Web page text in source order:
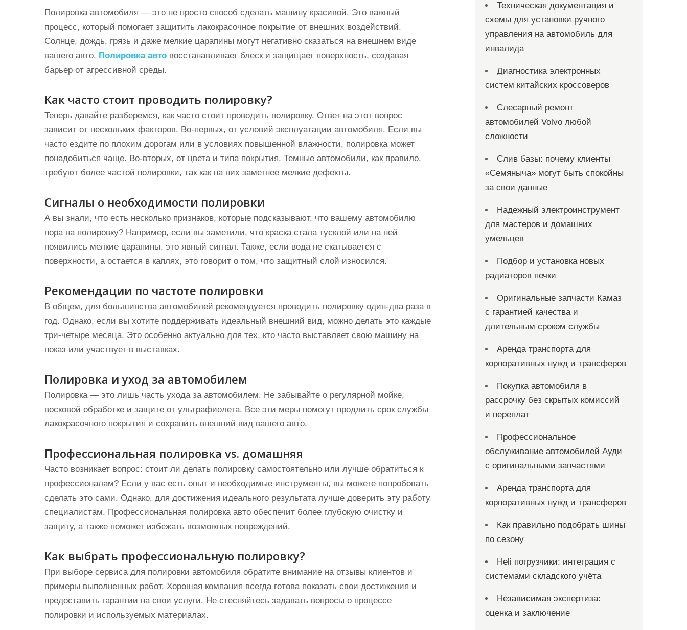
Полировка автомобиля — это не просто способ сделать машину красивой. Это важный
процесс, который помогает защитить лакокрасочное покрытие от внешних воздействий.
Солнце, дождь, грязь и даже мелкие царапины могут негативно сказаться на внешнем виде
вашего авто. Полировка авто восстанавливает блеск и защищает поверхность, создавая
барьер от агрессивной среды.
Как часто стоит проводить полировку?
Теперь давайте разберемся, как часто стоит проводить полировку. Ответ на этот вопрос
зависит от нескольких факторов. Во-первых, от условий эксплуатации автомобиля. Если вы
часто ездите по плохим дорогам или в условиях повышенной влажности, полировка может
понадобиться чаще. Во-вторых, от цвета и типа покрытия. Темные автомобили, как правило,
требуют более частой полировки, так как на них заметнее мелкие дефекты.
Сигналы о необходимости полировки
А вы знали, что есть несколько признаков, которые подсказывают, что вашему автомобилю
пора на полировку? Например, если вы заметили, что краска стала тусклой или на ней
появились мелкие царапины, это явный сигнал. Также, если вода не скатывается с
поверхности, а остается в каплях, это говорит о том, что защитный слой износился.
Рекомендации по частоте полировки
В общем, для большинства автомобилей рекомендуется проводить полировку один-два раза в
год. Однако, если вы хотите поддерживать идеальный внешний вид, можно делать это каждые
три-четыре месяца. Это особенно актуально для тех, кто часто выставляет свою машину на
показ или участвует в выставках.
Полировка и уход за автомобилем
Полировка — это лишь часть ухода за автомобилем. Не забывайте о регулярной мойке,
восковой обработке и защите от ультрафиолета. Все эти меры помогут продлить срок службы
лакокрасочного покрытия и сохранить внешний вид вашего авто.
Профессиональная полировка vs. домашняя
Часто возникает вопрос: стоит ли делать полировку самостоятельно или лучше обратиться к
профессионалам? Если у вас есть опыт и необходимые инструменты, вы можете попробовать
сделать это сами. Однако, для достижения идеального результата лучше доверить эту работу
специалистам. Профессиональная полировка авто обеспечит более глубокую очистку и
защиту, а также поможет избежать возможных повреждений.
Как выбрать профессиональную полировку?
При выборе сервиса для полировки автомобиля обратите внимание на отзывы клиентов и
примеры выполненных работ. Хорошая компания всегда готова показать свои достижения и
предоставить гарантии на свои услуги. Не стесняйтесь задавать вопросы о процессе
полировки и используемых материалах.
Техническая документация и
схемы для установки ручного
управления на автомобиль для
инвалида
Диагностика электронных
систем китайских кроссоверов
Слесарный ремонт
автомобилей Volvo любой
сложности
Слив базы: почему клиенты
«Семяныча» могут быть спокойны
за свои данные
Надежный электроинструмент
для мастеров и домашних
умельцев
Подбор и установка новых
радиаторов печки
Оригинальные запчасти Камаз
с гарантией качества и
длительным сроком службы
Аренда транспорта для
корпоративных нужд и трансферов
Покупка автомобиля в
рассрочку без скрытых комиссий
и переплат
Профессиональное
обслуживание автомобилей Ауди
с оригинальными запчастями
Аренда транспорта для
корпоративных нужд и трансферов
Как правильно подобрать шины
по сезону
Heli погрузчики: интеграция с
системами складского учёта
Независимая экспертиза:
оценка и заключение